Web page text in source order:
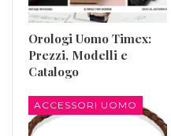
Orologi Uomo Timex:
Prezzi, Modelli e
Catalogo
ACCESSORI UOMO